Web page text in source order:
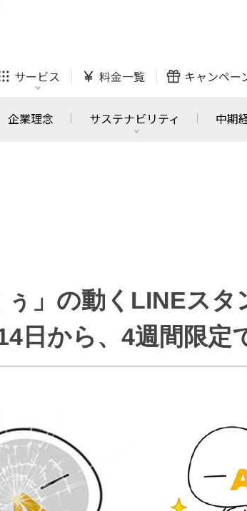
サービス 料金一覧 キャンペー
サポート
おうちサポート
活サポート
J:COMブックス
ローン 防犯カメラ
企業理念 サステナビリティ 中期
」の動くLINEスタ
日から、4週間限定